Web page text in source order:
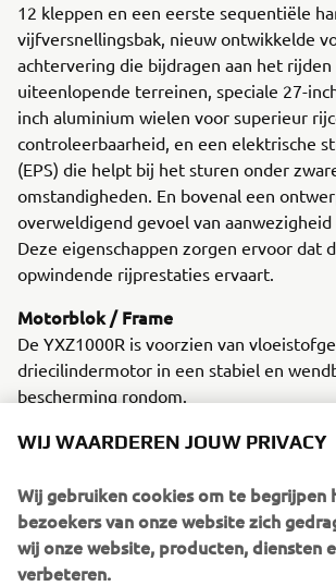
12 kleppen en een eerste sequentiële
vijfversnellingsbak, nieuw ontwikkelde
achtervering die bijdragen aan het rijden
uiteenlopende terreinen, speciale 27-
inch aluminium wielen voor superieur
controleerbaarheid, en een elektrische
(EPS) die helpt bij het sturen onder
omstandigheden. En bovenal een
overweldigend gevoel van
Deze eigenschappen zorgen ervoor dat
opwindende rijprestaties ervaart.
Motorblok / Frame
De YXZ1000R is voorzien van
driecilindermotor in een stabiel en
bescherming rondom.
2017 F25G
WIJ WAARDEREN JOUW PRIVACY
Wij gebruiken cookies om te begrijpen
bezoekers van onze website zich
wij onze website, producten, diensten
verbeteren.